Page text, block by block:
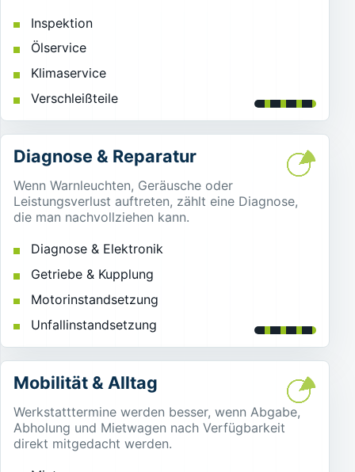
Inspektion
Ölservice
Klimaservice
Verschleißteile
Diagnose & Reparatur
Wenn Warnleuchten, Geräusche oder
Leistungsverlust auftreten, zählt eine Diagnose,
die man nachvollziehen kann.
Diagnose & Elektronik
Getriebe & Kupplung
Motorinstandsetzung
Unfallinstandsetzung
Mobilität & Alltag
Werkstatttermine werden besser, wenn Abgabe,
Abholung und Mietwagen nach Verfügbarkeit
direkt mitgedacht werden.